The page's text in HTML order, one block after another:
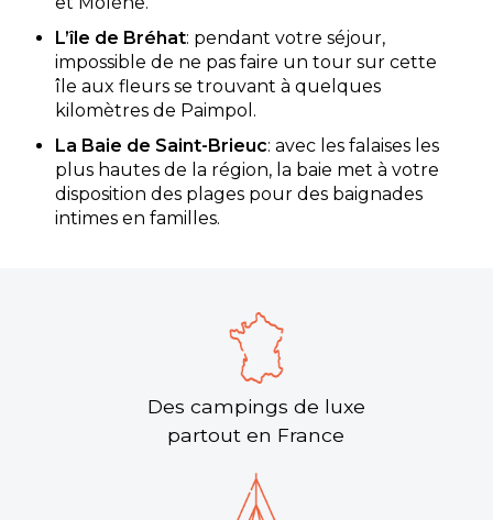
L’île de Bréhat: pendant votre séjour,
impossible de ne pas faire un tour sur cette
île aux fleurs se trouvant à quelques
kilomètres de Paimpol.
La Baie de Saint-Brieuc: avec les falaises les
plus hautes de la région, la baie met à votre
disposition des plages pour des baignades
intimes en familles.
Aucune information tarifaire disponible
DécouvrirDes campings de luxe
partout en France